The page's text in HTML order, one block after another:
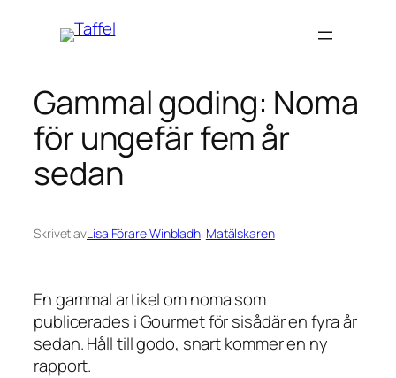
Gammal goding: Noma
för ungefär fem år
sedan
Skrivet avLisa Förare Winbladhi Matälskaren
En gammal artikel om noma som
publicerades i Gourmet för sisådär en fyra år
sedan. Håll till godo, snart kommer en ny
rapport.